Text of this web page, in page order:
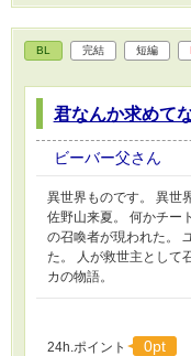
BL 完結 短編
君なんか求めてな
ビーバー父さん
異世界ものです。 異世
佐野山来夏。 何かチー
の召喚者が現われた。
た。 人が救世主として
カの物語。
24h.ポイント 0pt